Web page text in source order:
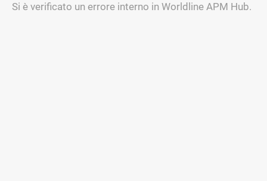
Si è verificato un errore interno in Worldline APM Hub.